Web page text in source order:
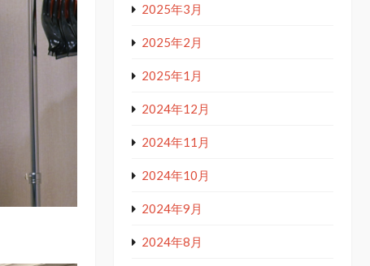
2025年3月
2025年2月
2025年1月
2024年12月
2024年11月
2024年10月
2024年9月
2024年8月